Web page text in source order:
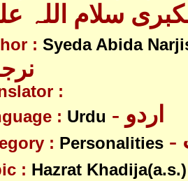
سلام اللہ
: Syeda Abida
:
: Urdu - اردو
: Personalities
: Hazrat Khadija(a.s.)